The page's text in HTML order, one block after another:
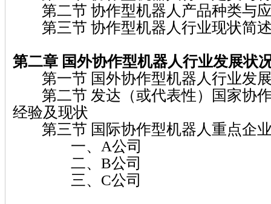
第二节 协作型机器人产品种类与
第三节 协作型机器人行业现状简
第二章 国外协作型机器人行业发展状
第一节 国外协作型机器人行业发
第二节 发达（或代表性）国家协
经验及现状
第三节 国际协作型机器人重点企
一、A公司
二、B公司
三、C公司